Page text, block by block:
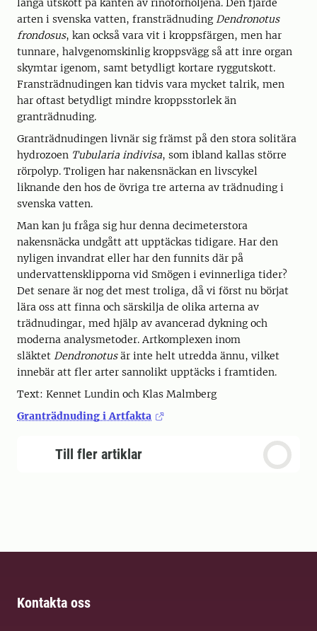
långa utskott på kanten av rinoforhöljena. Den fjärde
arten i svenska vatten, fransträdnudingDendronotus
frondosus, kan också vara vit i kroppsfärgen, men har
tunnare, halvgenomskinlig kroppsvägg så att inre organ
skymtar igenom, samt betydligt kortare ryggutskott.
Fransträdnudingen kan tidvis vara mycket talrik, men
har oftast betydligt mindre kroppsstorlek än
granträdnuding.
Granträdnudingen livnär sig främst på den stora solitära
hydrozoen Tubularia indivisa, som ibland kallas större
rörpolyp. Troligen har nakensnäckan en livscykel
liknande den hos de övriga tre arterna av trädnuding i
svenska vatten.
Man kan ju fråga sig hur denna decimeterstora
nakensnäcka undgått att upptäckas tidigare. Har den
nyligen invandrat eller har den funnits där på
undervattensklipporna vid Smögen i evinnerliga tider?
Det senare är nog det mest troliga, då vi först nu börjat
lära oss att finna och särskilja de olika arterna av
trädnudingar, med hjälp av avancerad dykning och
moderna analysmetoder. Artkomplexen inom
släktet Dendronotusär inte helt utredda ännu, vilket
innebär att fler arter sannolikt upptäcks i framtiden.
Text: Kennet Lundin och Klas Malmberg
Granträdnuding i Artfakta
Till fler artiklar
Kontakta oss